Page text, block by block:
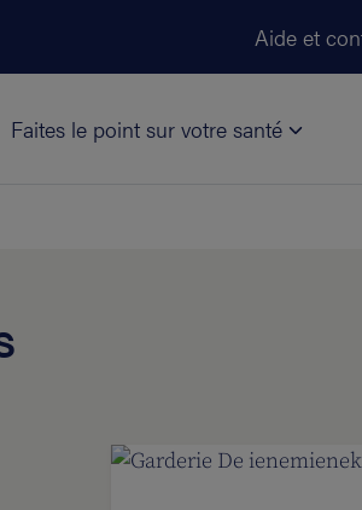
Aide et
Faites le point sur votre santé